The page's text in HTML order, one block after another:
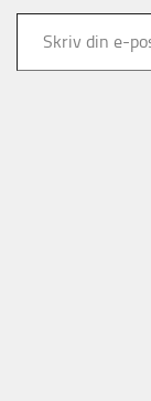
Skriv din e-post...